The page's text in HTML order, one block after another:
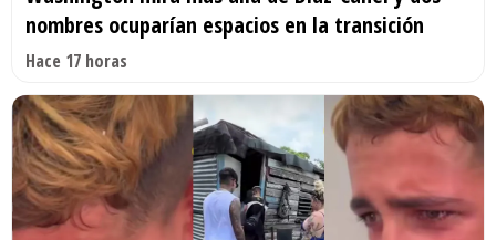
nombres ocuparían espacios en la transición
Hace 17 horas